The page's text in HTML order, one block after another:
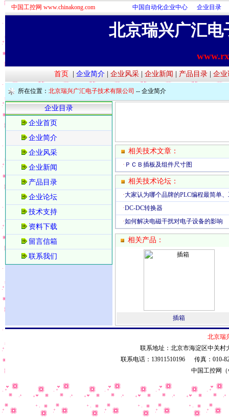
中国工控网 www.chinakong.com 中国自动化企业中心 企业目录
北京瑞兴广汇
首页 企业简介| 企业风采| 企业新闻 产品目录| 企业
所在位置： 北京瑞兴广汇电子技术有限公司 -- 企业简介
企业目录
企业首页
企业简介
企业风采
企业新闻
产品目录
企业论坛
技术支持
资料下载
留言信箱
联系我们
相关技术文章：
· ＰＣＢ插板及组件尺寸图
相关技术论坛：
·大家认为哪个品牌的PLC编程最简单
·DC-DC转换器
·如何解决电磁干扰对电子设备的影响
相关产品：
插箱
北京瑞
联系地址：北京市海淀区中关
联系电话：13911510196 传真：010-
中国工控网（